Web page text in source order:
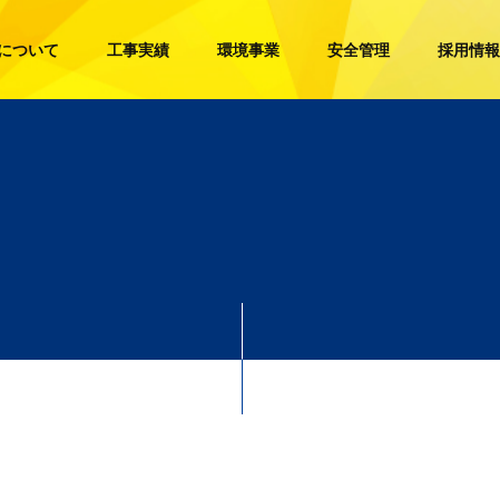
ついて 工事実績 環境事業 安全管理 採用情報